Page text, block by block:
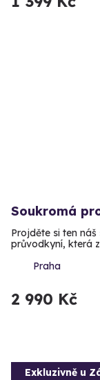
Soukromá
Projděte si ten
průvodkyní, která
Praha
2 990 Kč
Exkluzivně u